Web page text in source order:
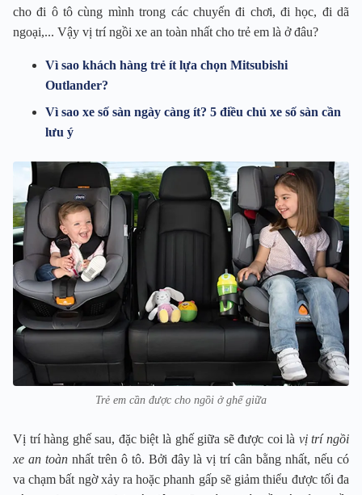
cho đi ô tô cùng mình trong các chuyến đi chơi, đi học, đi dã
ngoại,... Vậy vị trí ngồi xe an toàn nhất cho trẻ em là ở đâu?
Vì sao khách hàng trẻ ít lựa chọn Mitsubishi
Outlander?
Vì sao xe số sàn ngày càng ít? 5 điều chủ xe số sàn cần
lưu ý
Trẻ em cần được cho ngồi ở ghế giữa
Vị trí hàng ghế sau, đặc biệt là ghế giữa sẽ được coi là vị trí ngồi
xe an toànnhất trên ô tô. Bởi đây là vị trí cân bằng nhất, nếu có
va chạm bất ngờ xảy ra hoặc phanh gấp sẽ giảm thiểu được tối đa